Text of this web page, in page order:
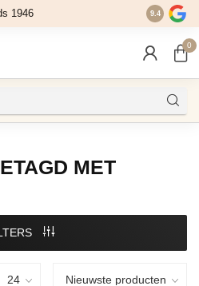
1946 9.4
0
MET